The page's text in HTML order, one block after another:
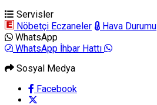
Servisler
Nöbetçi Eczaneler
Hava Durumu
WhatsApp
WhatsApp İhbar Hattı
Sosyal Medya
Facebook